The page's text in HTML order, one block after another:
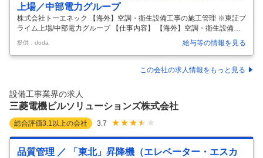
上場／中部電力グループ
株式会社トーエネック 【海外】空調・衛生設備工事の施工管理 ※東証プ
ライム上場/中部電力グループ 【仕事内容】 【海外】空調・衛生設備工
事の施工管理 ※東証プライム上場/中部電力グループ 【具体的な仕事内
容】 ～電気工事業を手掛ける大手企業/中部電力グループの「総合設備企
業」として、電気・情報通信・空調・電力供給設備の企画・設計・施
工・メンテナンスからエネルギー有効利用提案までを手掛けています～
設備施工管理)を担当をいただきます。 ・現在、経済成長が著しいアジ
…
提供：doda 給与等の情報を見る
この会社の求人情報をもっと見る
設備工事業界の求人
三菱電機ビルソリューションズ株式会社
総合評価3.1 以上の会社 3.7
品質管理 ／ 「東北」昇降機（エレベーター・エスカ